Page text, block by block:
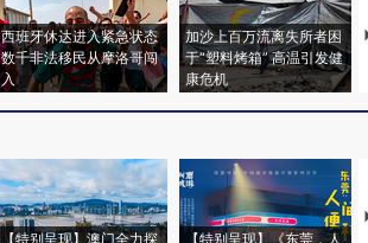
西班牙休达进入紧急状态
数千非法移民从摩洛哥闯
入
加沙上百万流离失所者困
于“塑料烤箱” 高温引发健
康危机
【特别呈现】澳门全力探
【特别呈现】《东莞，人